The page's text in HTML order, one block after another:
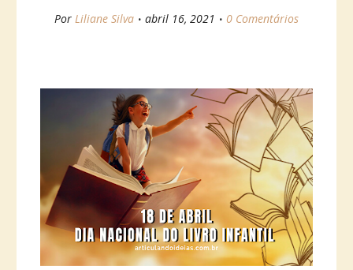
Por Liliane Silva abril 16, 2021 0 Comentários